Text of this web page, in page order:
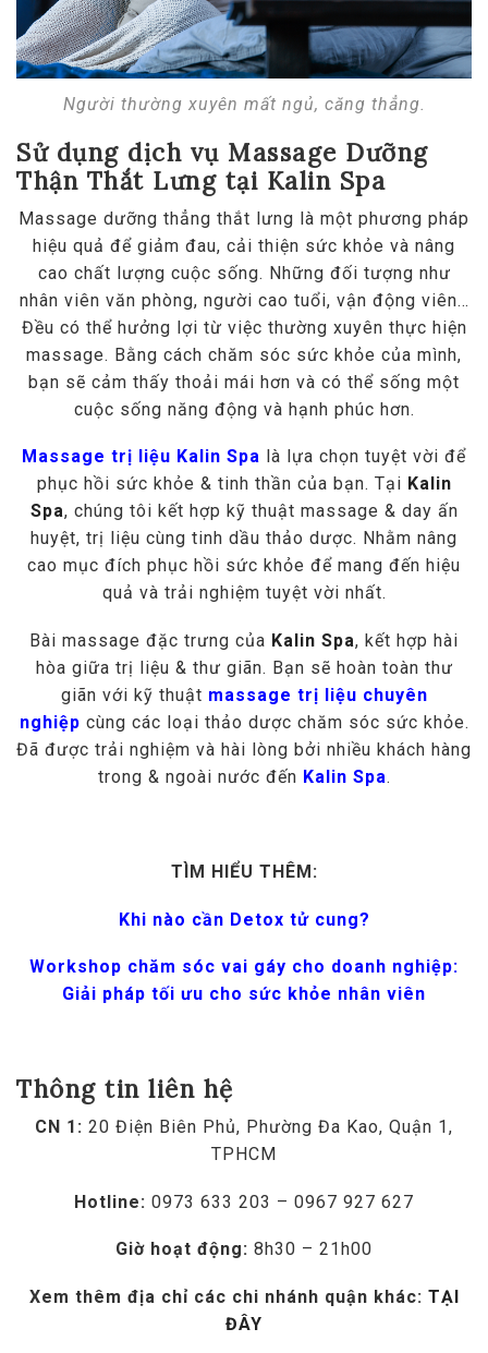
Người thường xuyên mất ngủ, căng thẳng.
Sử dụng dịch vụ Massage Dưỡng
Thận Thắt Lưng tại Kalin Spa
Massage dưỡng thẳng thắt lưng là một phương pháp
hiệu quả để giảm đau, cải thiện sức khỏe và nâng
cao chất lượng cuộc sống. Những đối tượng như
nhân viên văn phòng, người cao tuổi, vận động viên…
Đều có thể hưởng lợi từ việc thường xuyên thực hiện
massage. Bằng cách chăm sóc sức khỏe của mình,
bạn sẽ cảm thấy thoải mái hơn và có thể sống một
cuộc sống năng động và hạnh phúc hơn.
Massage trị liệu Kalin Spa là lựa chọn tuyệt vời để
phục hồi sức khỏe & tinh thần của bạn. Tại Kalin
Spa, chúng tôi kết hợp kỹ thuật massage & day ấn
huyệt, trị liệu cùng tinh dầu thảo dược. Nhằm nâng
cao mục đích phục hồi sức khỏe để mang đến hiệu
quả và trải nghiệm tuyệt vời nhất.
Bài massage đặc trưng của Kalin Spa, kết hợp hài
hòa giữa trị liệu & thư giãn. Bạn sẽ hoàn toàn thư
giãn với kỹ thuật massage trị liệu chuyên
nghiệp cùng các loại thảo dược chăm sóc sức khỏe.
Đã được trải nghiệm và hài lòng bởi nhiều khách hàng
trong & ngoài nước đến Kalin Spa.
TÌM HIỂU THÊM:
Khi nào cần Detox tử cung?
Workshop chăm sóc vai gáy cho doanh nghiệp:
Giải pháp tối ưu cho sức khỏe nhân viên
Thông tin liên hệ
CN 1: 20 Điện Biên Phủ, Phường Đa Kao, Quận 1,
TPHCM
Hotline: 0973 633 203 – 0967 927 627
Giờ hoạt động: 8h30 – 21h00
Xem thêm địa chỉ các chi nhánh quận khác: TẠI
ĐÂY